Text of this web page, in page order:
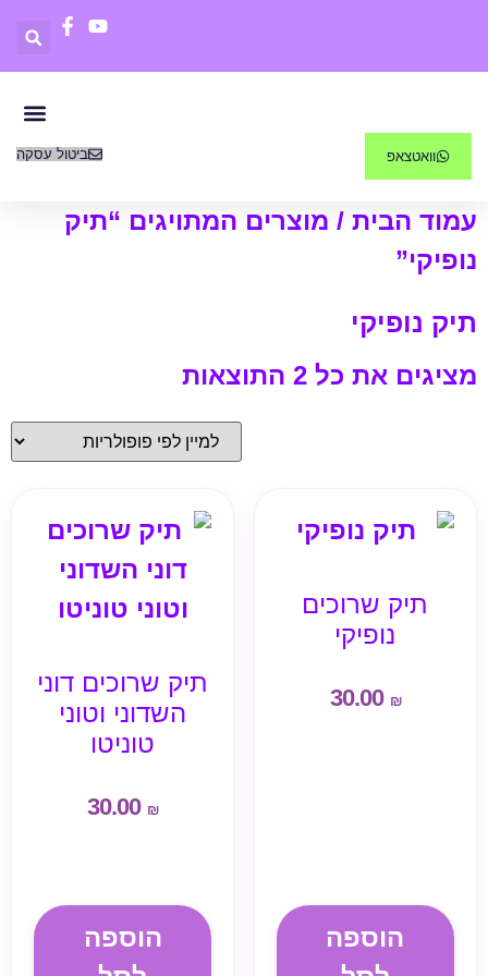
וואטצאפ ביטול עסקה
עמוד הבית / מוצרים המתויגים “תיק
נופיקי”
תיק נופיקי
מציגים את כל ⁦2⁩ התוצאות
תיק שרוכים
נופיקי
30.00 ₪
הוספה
תיק שרוכים דוני
השדוני וטוני
טוניטו
30.00 ₪
הוספה